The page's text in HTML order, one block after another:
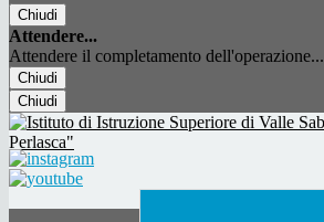
Chiudi
Attendere...
Attendere il completamento dell'operazione...
Chiudi
Chiudi